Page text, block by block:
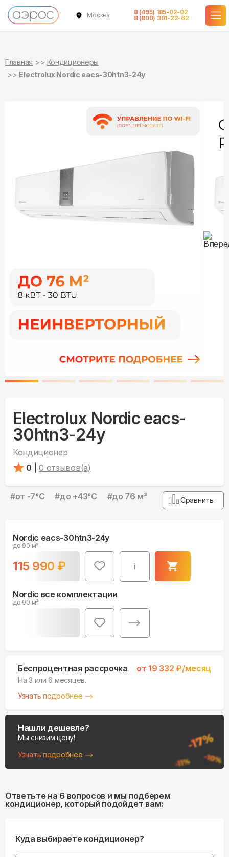
Москва
8 (495) 185-02-02
8 (800) 301-22-62
Главная
Кондиционеры
Electrolux Nordic eacs-30htn3-24y
Electrolux Nordic eacs-
30htn3-24y
Кондиционер
0
0 отзывов(а)
#от -7°С #до +43°С #до 76 м² Сравнить
Nordic eacs-30htn3-24y
до 90 м²
115 990 ₽ i
в наличии
Nordic все комплектации
до 90 м²
в наличии
Беспроцентная рассрочка от 19 332 ₽/месяц
На 3 или 6 месяцев.
Узнать подробнее
Нашли дешевле?
Мы снизим цену!
Узнать подробнее
Ответьте на 6 вопросов и мы подберем
кондиционер, который подойдет вам:
Куда выбираете кондиционер?